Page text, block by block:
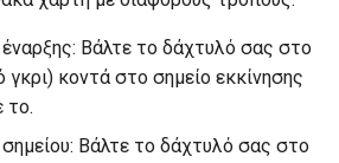
Βάλτε το δάχτυλό σας στο
γκρι) κοντά στο σημείο εκκίνησης
το.
Βάλτε το δάχτυλό σας στο